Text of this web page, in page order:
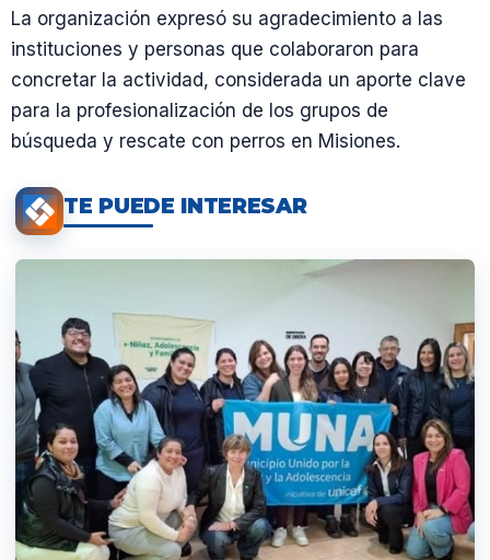
La organización expresó su agradecimiento a las
instituciones y personas que colaboraron para
concretar la actividad, considerada un aporte clave
para la profesionalización de los grupos de
búsqueda y rescate con perros en Misiones.
TE PUEDE INTERESAR